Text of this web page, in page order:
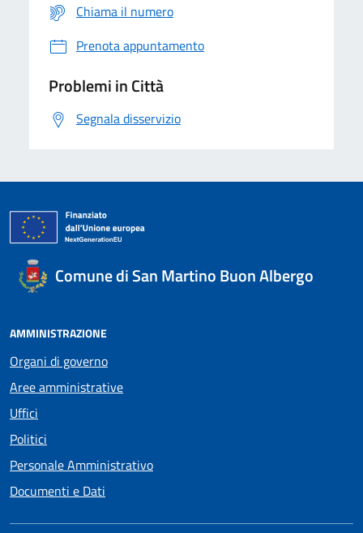
Chiama il numero
Prenota appuntamento
Problemi in Città
Segnala disservizio
Comune di San Martino Buon Albergo
AMMINISTRAZIONE
Organi di governo
Aree amministrative
Uffici
Politici
Personale Amministrativo
Documenti e Dati